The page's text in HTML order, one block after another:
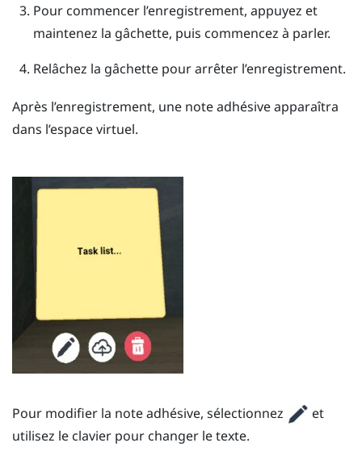
Pour commencer l’enregistrement, appuyez et
maintenez la gâchette, puis commencez à parler.
Relâchez la gâchettepour arrêter l’enregistrement.
Après l’enregistrement, une note adhésive apparaîtra
dans l’espace virtuel.
Pour modifier la note adhésive, sélectionnez
et
utilisez le clavier pour changer le texte.